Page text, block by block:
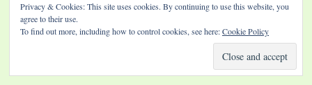
Privacy & Cookies: This site uses cookies. By continuing to use this website, you
agree to their use.
To find out more, including how to control cookies, see here:Cookie Policy